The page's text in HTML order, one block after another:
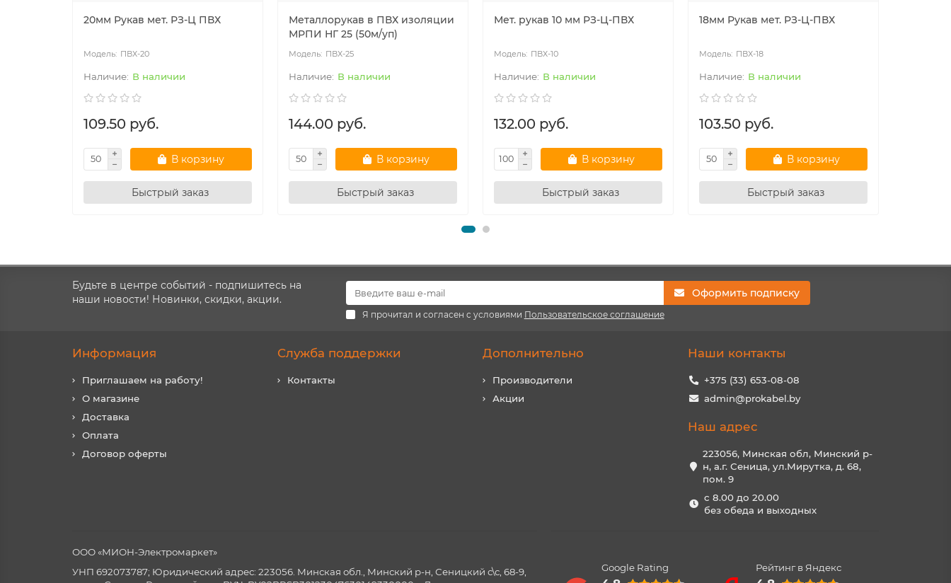
20мм Рукав мет. РЗ-Ц ПВХ
ПВХ-20
В наличии
109.50 руб.
В корзину
Быстрый заказ
Металлорукав в ПВХ изоляции
МРПИ НГ 25 (50м/уп)
ПВХ-25
В наличии
144.00 руб.
В корзину
Быстрый заказ
Мет. рукав 10 мм РЗ-Ц-ПВХ
ПВХ-10
В наличии
132.00 руб.
В корзину
Быстрый заказ
18мм Рукав мет. РЗ-Ц-ПВХ
ПВХ-18
В наличии
103.50 руб.
В корзину
Быстрый заказ
Будьте в центре событий - подпишитесь на
наши новости! Новинки, скидки, акции.
Оформить подписку
Я прочитал и согласен с условиями Пользовательское соглашение
Информация
Приглашаем на работу!
О магазине
Доставка
Оплата
Договор оферты
Служба поддержки
Контакты
Дополнительно
Производители
Акции
Наши контакты
+375 (33) 653-08-08
admin@prokabel.by
Наш адрес
223056, Минская обл, Минский р-
н, а.г. Сеница, ул.Мирутка, д. 68,
пом. 9
с 8.00 до 20.00
без обеда и выходных
ООО «МИОН-Электромаркет»
УНП 692073787; Юридический адрес: 223056. Минская обл., Минский р-н, Сеницкий с\с, 68-9,
Google Rating Рейтинг в Яндекс